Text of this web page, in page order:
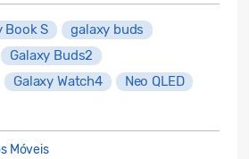
Book S
galaxy buds
Galaxy Buds2
Galaxy Watch4
Neo QLED
Móveis